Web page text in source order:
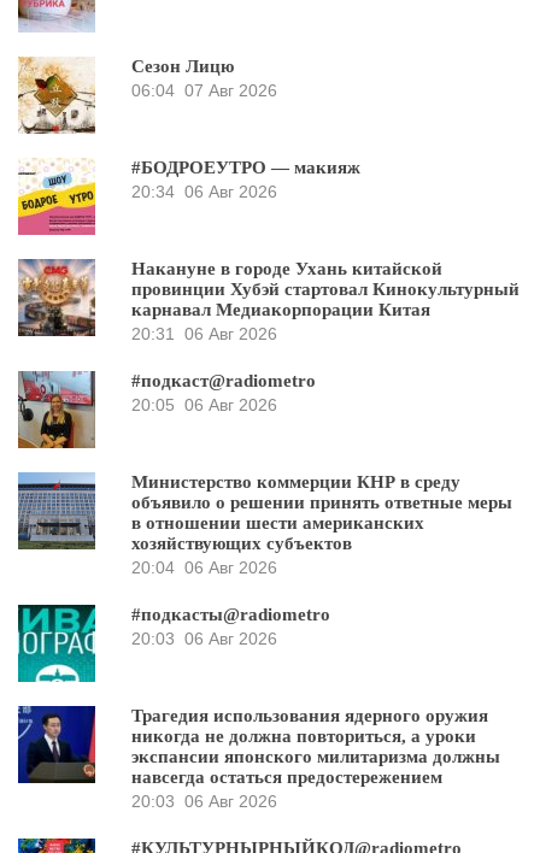
Сезон Лицю
06:04 07 Авг 2026
#БОДРОЕУТРО — макияж
20:34 06 Авг 2026
Накануне в городе Ухань китайской
провинции Хубэй стартовал Кинокультурный
карнавал Медиакорпорации Китая
20:31
06 Авг 2026
#подкаст@radiometro
20:05 06 Авг 2026
Министерство коммерции КНР в среду
объявило о решении принять ответные меры
в отношении шести американских
хозяйствующих субъектов
20:04 06 Авг 2026
#подкасты@radiometro
20:03 06 Авг 2026
Трагедия использования ядерного оружия
никогда не должна повториться, а уроки
экспансии японского милитаризма должны
навсегда остаться предостережением
20:03 06 Авг 2026
#КУЛЬТУРНЫРНЫЙКОД@radiometro